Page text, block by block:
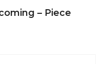
– Piece